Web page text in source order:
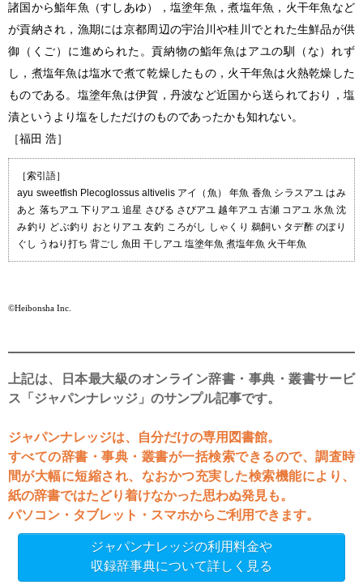
諸国から鮨年魚（すしあゆ），塩塗年魚，煮塩年魚，火干年魚など
が貢納され，漁期には京都周辺の宇治川や桂川でとれた生鮮品が供
御（くご）に進められた。貢納物の鮨年魚はアユの馴（な）れず
し，煮塩年魚は塩水で煮て乾燥したもの，火干年魚は火熱乾燥した
ものである。塩塗年魚は伊賀，丹波など近国から送られており，塩
漬というより塩をしただけのものであったかも知れない。
［福田 浩］
［索引語］
ayu sweetfish Plecoglossus altivelis アイ（魚） 年魚 香魚 シラスアユ はみ
あと 落ちアユ 下りアユ 追星 さびる さびアユ 越年アユ 古瀬 コアユ 氷魚 沈
み釣り どぶ釣り おとりアユ 友釣 ころがし しゃくり 鵜飼い タデ酢 のぼり
ぐし うねり打ち 背ごし 魚田 干しアユ 塩塗年魚 煮塩年魚 火干年魚
©Heibonsha Inc.
上記は、日本最大級のオンライン辞書・事典・叢書サービ
ス「ジャパンナレッジ」のサンプル記事です。
ジャパンナレッジは、自分だけの専用図書館。
すべての辞書・事典・叢書が一括検索できるので、調査時
間が大幅に短縮され、なおかつ充実した検索機能により、
紙の辞書ではたどり着けなかった思わぬ発見も。
パソコン・タブレット・スマホからご利用できます。
ジャパンナレッジの利用料金や
収録辞事典について詳しく見る